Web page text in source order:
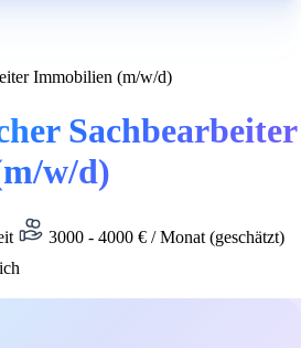
Immobilien (m/w/d)
Sachbearbeiter
w/d)
3000 - 4000 € / Monat (geschätzt)